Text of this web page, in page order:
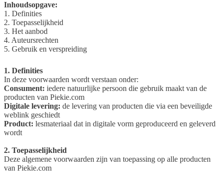
Inhoudsopgave:
1. Definities
2. Toepasselijkheid
3. Het aanbod
4. Auteursrechten
5. Gebruik en verspreiding
1. Definities
In deze voorwaarden wordt verstaan onder:
Consument: iedere natuurlijke persoon die gebruik maakt van de
producten van Piekie.com
Digitale levering: de levering van producten die via een beveiligde
weblink geschiedt
Product: lesmateriaal dat in digitale vorm geproduceerd en geleverd
wordt
2. Toepasselijkheid
Deze algemene voorwaarden zijn van toepassing op alle producten
van Piekie.com